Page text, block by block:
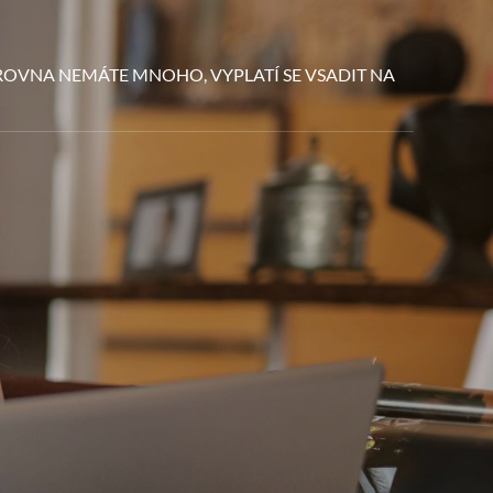
NEMÁTE MNOHO, VYPLATÍ SE VSADIT NA